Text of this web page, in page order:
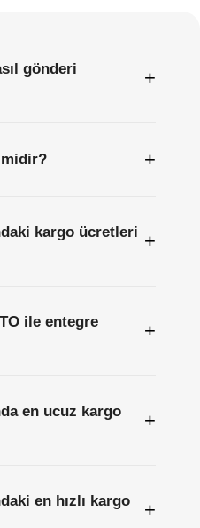
gönderi
+
+
kargo ücretleri +
ile entegre
+
en ucuz kargo
+
en hızlı kargo
+